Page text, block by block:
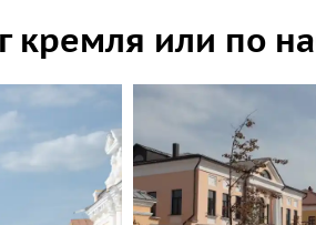
кремля или по